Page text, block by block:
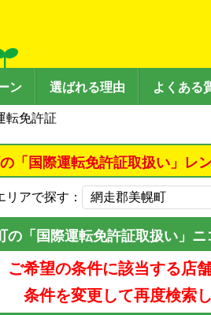
ン 選ばれる理由 よくある
転免許証
「国際運転免許証取扱い」レ
リアで探す：
の「国際運転免許証取扱い」
ご希望の条件に該当する店
条件を変更して再度検索